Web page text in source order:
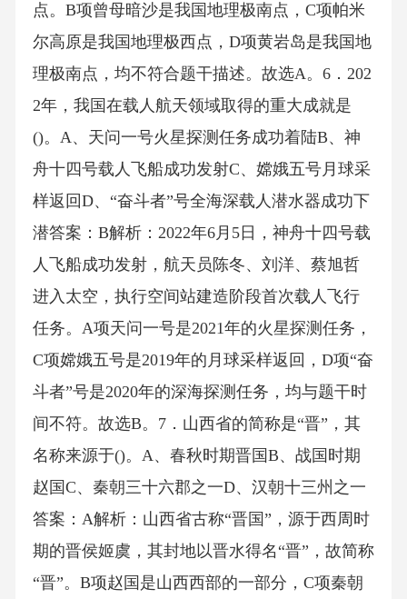
点。B项曾母暗沙是我国地理极南点，C项帕米
尔高原是我国地理极西点，D项黄岩岛是我国地
理极南点，均不符合题干描述。故选A。6．202
2年，我国在载人航天领域取得的重大成就是
()。A、天问一号火星探测任务成功着陆B、神
舟十四号载人飞船成功发射C、嫦娥五号月球采
样返回D、“奋斗者”号全海深载人潜水器成功下
潜答案：B解析：2022年6月5日，神舟十四号载
人飞船成功发射，航天员陈冬、刘洋、蔡旭哲
进入太空，执行空间站建造阶段首次载人飞行
任务。A项天问一号是2021年的火星探测任务，
C项嫦娥五号是2019年的月球采样返回，D项“奋
斗者”号是2020年的深海探测任务，均与题干时
间不符。故选B。7．山西省的简称是“晋”，其
名称来源于()。A、春秋时期晋国B、战国时期
赵国C、秦朝三十六郡之一D、汉朝十三州之一
答案：A解析：山西省古称“晋国”，源于西周时
期的晋侯姬虞，其封地以晋水得名“晋”，故简称
“晋”。B项赵国是山西西部的一部分，C项秦朝